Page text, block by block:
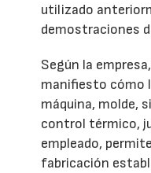
utilizado
demostraciones
Según la
manifiesto cómo
máquina, molde,
control térmico,
empleado,
fabricación